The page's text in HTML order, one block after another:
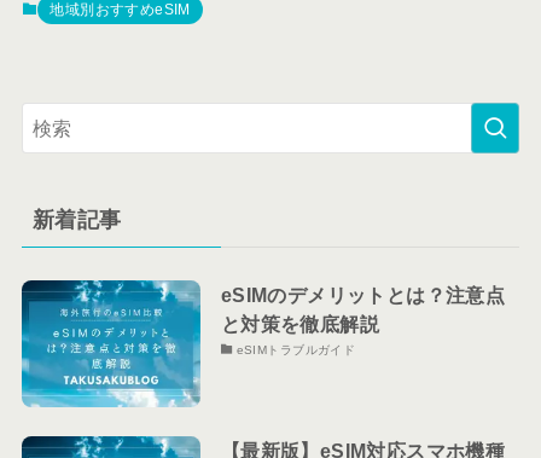
地域別おすすめeSIM
新着記事
eSIMのデメリットとは？注意点
と対策を徹底解説
eSIMトラブルガイド
【最新版】eSIM対応スマホ機種